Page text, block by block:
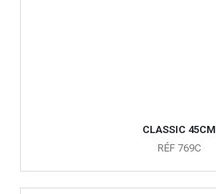
CLASSIC 45CM
RÉF 769C